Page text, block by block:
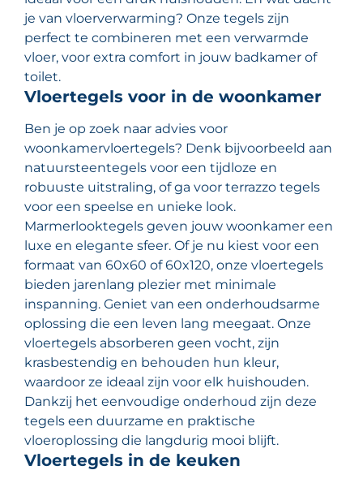
je van vloerverwarming? Onze tegels zijn
perfect te combineren met een verwarmde
vloer, voor extra comfort in jouw badkamer of
toilet.
Vloertegels voor in de woonkamer
Ben je op zoek naar advies voor
woonkamervloertegels? Denk bijvoorbeeld aan
natuursteentegels voor een tijdloze en
robuuste uitstraling, of ga voor terrazzo tegels
voor een speelse en unieke look.
Marmerlooktegels geven jouw woonkamer een
luxe en elegante sfeer. Of je nu kiest voor een
formaat van 60x60 of 60x120, onze vloertegels
bieden jarenlang plezier met minimale
inspanning. Geniet van een onderhoudsarme
oplossing die een leven lang meegaat. Onze
vloertegels absorberen geen vocht, zijn
krasbestendig en behouden hun kleur,
waardoor ze ideaal zijn voor elk huishouden.
Dankzij het eenvoudige onderhoud zijn deze
tegels een duurzame en praktische
vloeroplossing die langdurig mooi blijft.
Vloertegels in de keuken